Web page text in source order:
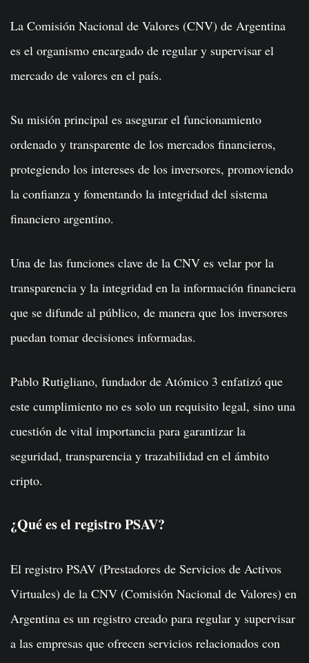
La Comisión Nacional de Valores (CNV) de Argentina
es el organismo encargado de regular y supervisar el
mercado de valores en el país.
Su misión principal es asegurar el funcionamiento
ordenado y transparente de los mercados financieros,
protegiendo los intereses de los inversores, promoviendo
la confianza y fomentando la integridad del sistema
financiero argentino.
Una de las funciones clave de la CNV es velar por la
transparencia y la integridad en la información financiera
que se difunde al público, de manera que los inversores
puedan tomar decisiones informadas.
Pablo Rutigliano, fundador de Atómico 3 enfatizó que
este cumplimiento no es solo un requisito legal, sino una
cuestión de vital importancia para garantizar la
seguridad, transparencia y trazabilidad en el ámbito
cripto.
¿Qué es el registro PSAV?
El registro PSAV (Prestadores de Servicios de Activos
Virtuales) de la CNV (Comisión Nacional de Valores) en
Argentina es un registro creado para regular y supervisar
a las empresas que ofrecen servicios relacionados con